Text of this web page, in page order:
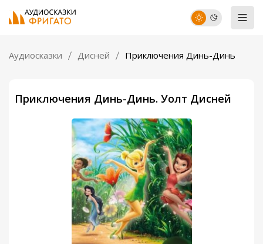
Аудиосказки Дисней Приключения Динь-Динь
Приключения Динь-Динь. Уолт Дисней